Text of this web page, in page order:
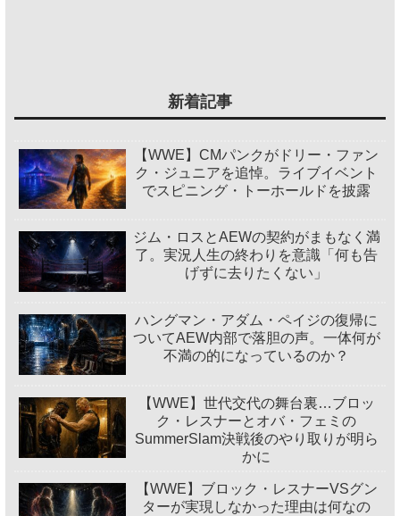
新着記事
【WWE】CMパンクがドリー・ファン
ク・ジュニアを追悼。ライブイベント
でスピニング・トーホールドを披露
ジム・ロスとAEWの契約がまもなく満
了。実況人生の終わりを意識「何も告
げずに去りたくない」
ハングマン・アダム・ペイジの復帰に
ついてAEW内部で落胆の声。一体何が
不満の的になっているのか？
【WWE】世代交代の舞台裏…ブロッ
ク・レスナーとオバ・フェミの
SummerSlam決戦後のやり取りが明ら
かに
【WWE】ブロック・レスナーVSグン
ターが実現しなかった理由は何なの